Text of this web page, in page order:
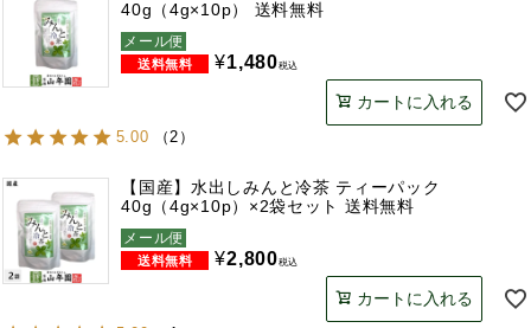
40g（4g×10p） 送料無料
メール便
¥1,480税込
カートに入れる
5.00 （2 ）
【国産】水出しみんと冷茶 ティーパック
40g（4g×10p）×2袋セット 送料無料
メール便
¥2,800税込
カートに入れる